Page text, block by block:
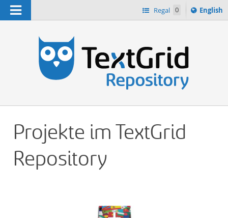
Navigation Regal 0
Switch
English
Projekte im TextGrid
Repository